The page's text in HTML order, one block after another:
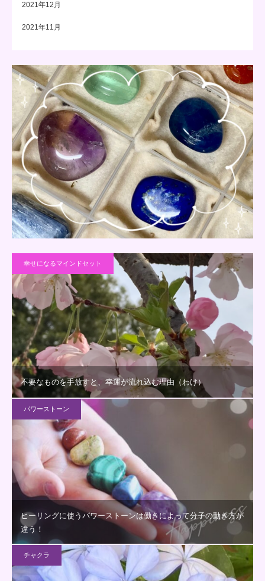
2021年12月
2021年11月
幸せになるマインドセット
不要なものを手放すと、幸運が流れ込む理由（わけ）
パワーストーン
ヒーリングに使うパワーストーンは働きによって分子の動き方が
違う！
チャクラ